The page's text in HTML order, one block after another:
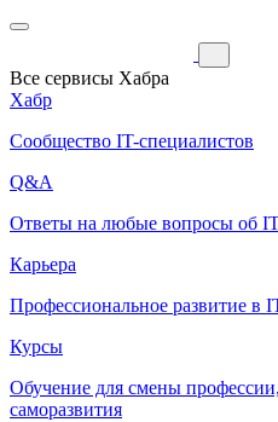
Все сервисы Хабра
Хабр
Сообщество IT-специалистов
Q&A
Ответы на любые вопросы об
Карьера
Профессиональное развитие в
Курсы
Обучение для смены
саморазвития